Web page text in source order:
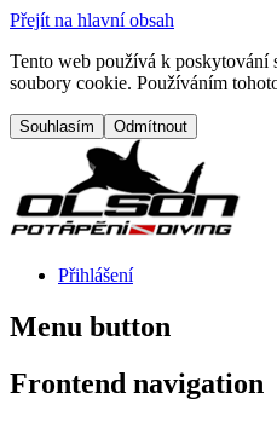
Přejít na hlavní obsah
Tento web používá k poskytování
soubory cookie. Používáním
Přihlášení
Menu button
Frontend navigation